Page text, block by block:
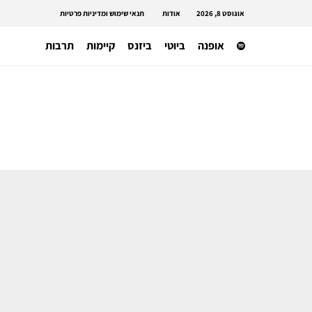
אוגוסט 8, 2026 אודות תנאי שימוש ומדיניות פרטיות
אופנה ביוטי ביזנס קיימות תרבות